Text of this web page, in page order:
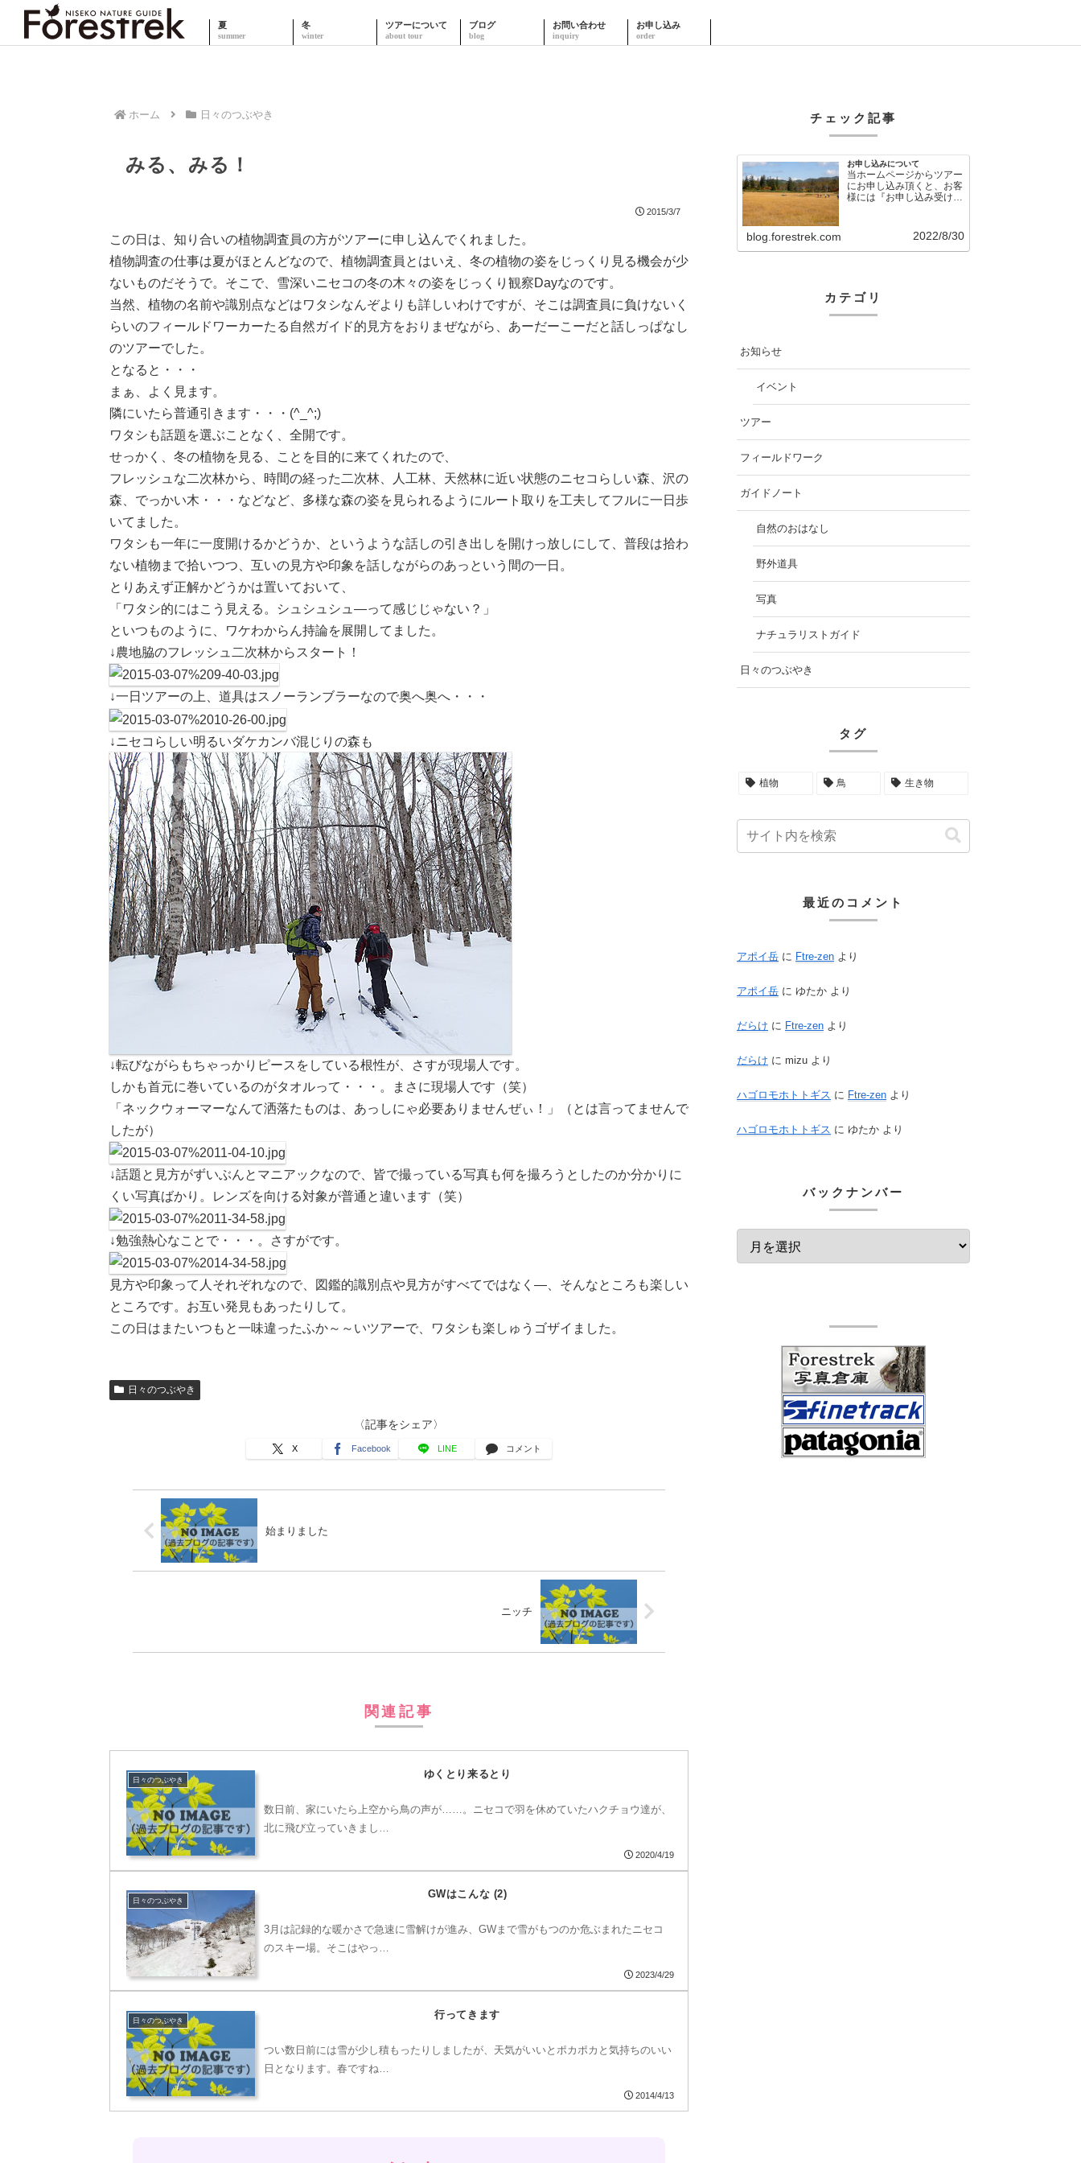
夏 冬 ツアーについて ブログ お問い合わせ お申し込み
ホーム 日々のつぶやき
みる、みる！
2015/3/7
この日は、知り合いの植物調査員の方がツアーに申し込んでくれました。
植物調査の仕事は夏がほとんどなので、植物調査員とはいえ、冬の植物の姿をじっくり見る機会が少
ないものだそうで。そこで、雪深いニセコの冬の木々の姿をじっくり観察Dayなのです。
当然、植物の名前や識別点などはワタシなんぞよりも詳しいわけですが、そこは調査員に負けないく
らいのフィールドワーカーたる自然ガイド的見方をおりまぜながら、あーだーこーだと話しっぱなし
のツアーでした。
となると・・・
まぁ、よく見ます。
隣にいたら普通引きます・・・(^_^;)
ワタシも話題を選ぶことなく、全開です。
せっかく、冬の植物を見る、ことを目的に来てくれたので、
フレッシュな二次林から、時間の経った二次林、人工林、天然林に近い状態のニセコらしい森、沢の
森、でっかい木・・・などなど、多様な森の姿を見られるようにルート取りを工夫してフルに一日歩
いてました。
ワタシも一年に一度開けるかどうか、というような話しの引き出しを開けっ放しにして、普段は拾わ
ない植物まで拾いつつ、互いの見方や印象を話しながらのあっという間の一日。
とりあえず正解かどうかは置いておいて、
「ワタシ的にはこう見える。シュシュシュ―って感じじゃない？」
といつものように、ワケわからん持論を展開してました。
↓農地脇のフレッシュ二次林からスタート！
↓一日ツアーの上、道具はスノーランブラーなので奥へ奥へ・・・
↓ニセコらしい明るいダケカンバ混じりの森も
↓転びながらもちゃっかりピースをしている根性が、さすが現場人です。
しかも首元に巻いているのがタオルって・・・。まさに現場人です（笑）
「ネックウォーマーなんて洒落たものは、あっしにゃ必要ありませんぜぃ！」（とは言ってませんで
したが）
↓話題と見方がずいぶんとマニアックなので、皆で撮っている写真も何を撮ろうとしたのか分かりに
くい写真ばかり。レンズを向ける対象が普通と違います（笑）
↓勉強熱心なことで・・・。さすがです。
見方や印象って人それぞれなので、図鑑的識別点や見方がすべてではなく―、そんなところも楽しい
ところです。お互い発見もあったりして。
この日はまたいつもと一味違ったふか～～いツアーで、ワタシも楽しゅうゴザイました。
日々のつぶやき
〈記事をシェア〉
X Facebook LINE コメント
始まりました
ニッチ
関連記事
日々のつぶやき
ゆくとり来るとり
数日前、家にいたら上空から鳥の声が……。ニセコで羽を休めていたハクチョウ達が、
北に飛び立っていきまし…
2020/4/19
日々のつぶやき
GWはこんな (2)
3月は記録的な暖かさで急速に雪解けが進み、GWまで雪がもつのか危ぶまれたニセコ
のスキー場。そこはやっ…
2023/4/29
日々のつぶやき
行ってきます
つい数日前には雪が少し積もったりしましたが、天気がいいとポカポカと気持ちのいい
日となります。春ですね…
2014/4/13
チェック記事
お申し込みについて
当ホームページからツアー
にお申し込み頂くと、お客
様には『お申し込み受け付
blog.forestrek.com 2022/8/30
カテゴリ
お知らせ
イベント
ツアー
フィールドワーク
ガイドノート
自然のおはなし
野外道具
写真
ナチュラリストガイド
日々のつぶやき
タグ
植物 鳥 生き物
最近のコメント
アポイ岳 に Ftre-zen より
アポイ岳 に ゆたか より
だらけ に Ftre-zen より
だらけ に mizu より
ハゴロモホトトギス に Ftre-zen より
ハゴロモホトトギス に ゆたか より
バックナンバー